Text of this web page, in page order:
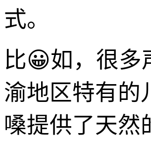
式。
比😀如，很多
渝地区特有的
嗓提供了天然